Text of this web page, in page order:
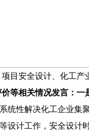
设计、化工产
关情况发言：一
性解决化工企业集聚地
等设计工作，安全设计